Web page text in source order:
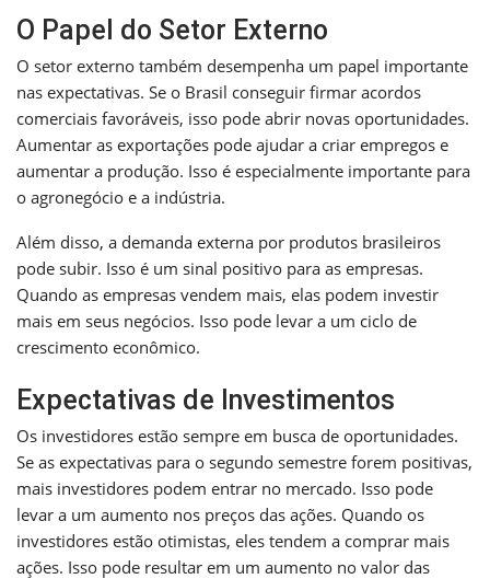
O Papel do Setor Externo
O setor externo também desempenha um papel importante
nas expectativas. Se o Brasil conseguir firmar acordos
comerciais favoráveis, isso pode abrir novas oportunidades.
Aumentar as exportações pode ajudar a criar empregos e
aumentar a produção. Isso é especialmente importante para
o agronegócio e a indústria.
Além disso, a demanda externa por produtos brasileiros
pode subir. Isso é um sinal positivo para as empresas.
Quando as empresas vendem mais, elas podem investir
mais em seus negócios. Isso pode levar a um ciclo de
crescimento econômico.
Expectativas de Investimentos
Os investidores estão sempre em busca de oportunidades.
Se as expectativas para o segundo semestre forem positivas,
mais investidores podem entrar no mercado. Isso pode
levar a um aumento nos preços das ações. Quando os
investidores estão otimistas, eles tendem a comprar mais
ações. Isso pode resultar em um aumento no valor das